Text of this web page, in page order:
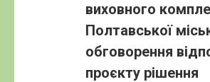
виховного
Полтавської
обговорення
проєкту рішення